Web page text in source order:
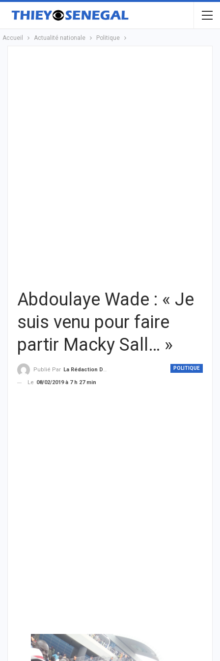
Accueil Actualité nationale Politique
Abdoulaye Wade : « Je
suis venu pour faire
partir Macky Sall… »
POLITIQUE
Publié Par La Rédaction De THIEYSENEGAL.com
Le 08/02/2019 à 7 h 27 min